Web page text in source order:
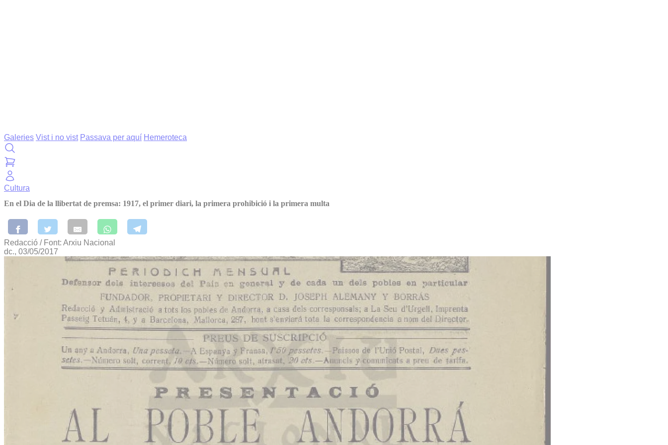
Galeries Vist i no vist Passava per aquí Hemeroteca
Cultura
En el Dia de la llibertat de premsa: 1917, el primer diari, la primera prohibició i la primera multa
Redacció / Font: Arxiu Nacional
dc., 03/05/2017